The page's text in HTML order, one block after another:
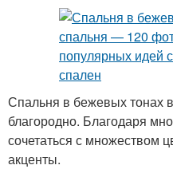
Спальня в бежевых тонах
благородно. Благодаря
сочетаться с множеством
акценты.